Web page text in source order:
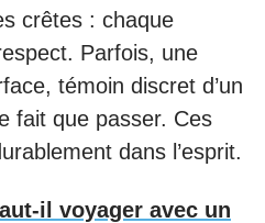
crêtes : chaque
Parfois, une
témoin discret d’un
fait que passer. Ces
dans l’esprit.
il voyager avec un